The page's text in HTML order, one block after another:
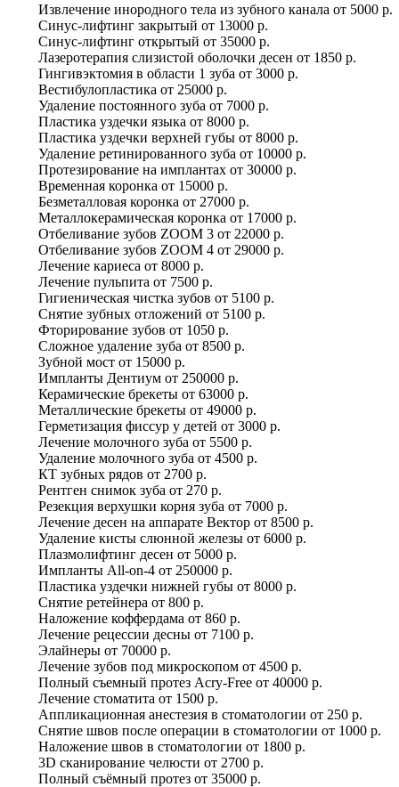
Извлечение инородного тела из зубного канала от 5000 р.
Синус-лифтинг закрытый от 13000 р.
Синус-лифтинг открытый от 35000 р.
Лазеротерапия слизистой оболочки десен от 1850 р.
Гингивэктомия в области 1 зуба от 3000 р.
Вестибулопластика от 25000 р.
Удаление постоянного зуба от 7000 р.
Пластика уздечки языка от 8000 р.
Пластика уздечки верхней губы от 8000 р.
Удаление ретинированного зуба от 10000 р.
Протезирование на имплантах от 30000 р.
Временная коронка от 15000 р.
Безметалловая коронка от 27000 р.
Металлокерамическая коронка от 17000 р.
Отбеливание зубов ZOOM 3 от 22000 р.
Отбеливание зубов ZOOM 4 от 29000 р.
Лечение кариеса от 8000 р.
Лечение пульпита от 7500 р.
Гигиеническая чистка зубов от 5100 р.
Снятие зубных отложений от 5100 р.
Фторирование зубов от 1050 р.
Сложное удаление зуба от 8500 р.
Зубной мост от 15000 р.
Импланты Дентиум от 250000 р.
Керамические брекеты от 63000 р.
Металлические брекеты от 49000 р.
Герметизация фиссур у детей от 3000 р.
Лечение молочного зуба от 5500 р.
Удаление молочного зуба от 4500 р.
КТ зубных рядов от 2700 р.
Рентген снимок зуба от 270 р.
Резекция верхушки корня зуба от 7000 р.
Лечение десен на аппарате Вектор от 8500 р.
Удаление кисты слюнной железы от 6000 р.
Плазмолифтинг десен от 5000 р.
Импланты All-on-4 от 250000 р.
Пластика уздечки нижней губы от 8000 р.
Снятие ретейнера от 800 р.
Наложение коффердама от 860 р.
Лечение рецессии десны от 7100 р.
Элайнеры от 70000 р.
Лечение зубов под микроскопом от 4500 р.
Полный съемный протез Acry-Free от 40000 р.
Лечение стоматита от 1500 р.
Аппликационная анестезия в стоматологии от 250 р.
Снятие швов после операции в стоматологии от 1000 р.
Наложение швов в стоматологии от 1800 р.
3D сканирование челюсти от 2700 р.
Полный съёмный протез от 35000 р.